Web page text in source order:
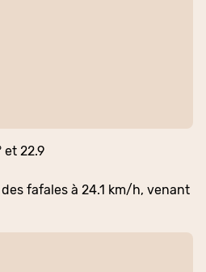
et 22.9
fafales à 24.1 km/h, venant